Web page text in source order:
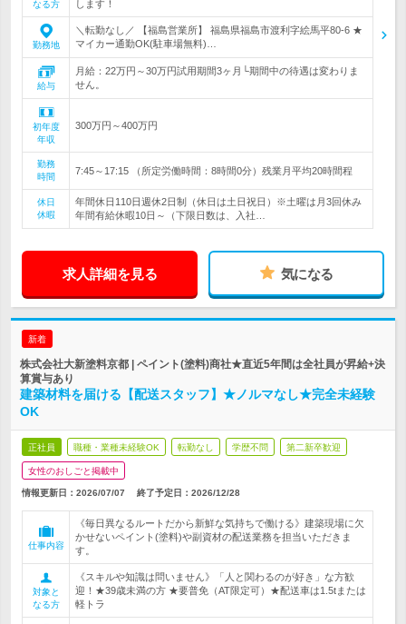
なる方
します！
勤務地
＼転勤なし／ 【福島営業所】 福島県福島市渡利字絵馬平80-6 ★
マイカー通勤OK(駐車場無料)…
給与
月給：22万円～30万円試用期間3ヶ月└期間中の待遇は変わりま
せん。
初年度
年収
300万円～400万円
勤務
時間
7:45～17:15 （所定労働時間：8時間0分）残業月平均20時間程
休日
休暇
年間休日110日週休2日制（休日は土日祝日）※土曜は月3回休み
年間有給休暇10日～（下限日数は、入社…
求人詳細を見る 気になる
新着
株式会社大新塗料京都 | ペイント(塗料)商社★直近5年間は全社員が昇給+決
算賞与あり
建築材料を届ける【配送スタッフ】★ノルマなし★完全未経験
OK
正社員 職種・業種未経験OK 転勤なし 学歴不問 第二新卒歓迎
女性のおしごと掲載中
情報更新日：2026/07/07 終了予定日： 2026/12/28
仕事内容
《毎日異なるルートだから新鮮な気持ちで働ける》建築現場に欠
かせないペイント(塗料)や副資材の配送業務を担当いただきま
す。
対象と
なる方
《スキルや知識は問いません》「人と関わるのが好き」な方歓
迎！★39歳未満の方 ★要普免（AT限定可）★配送車は1.5tまたは
軽トラ